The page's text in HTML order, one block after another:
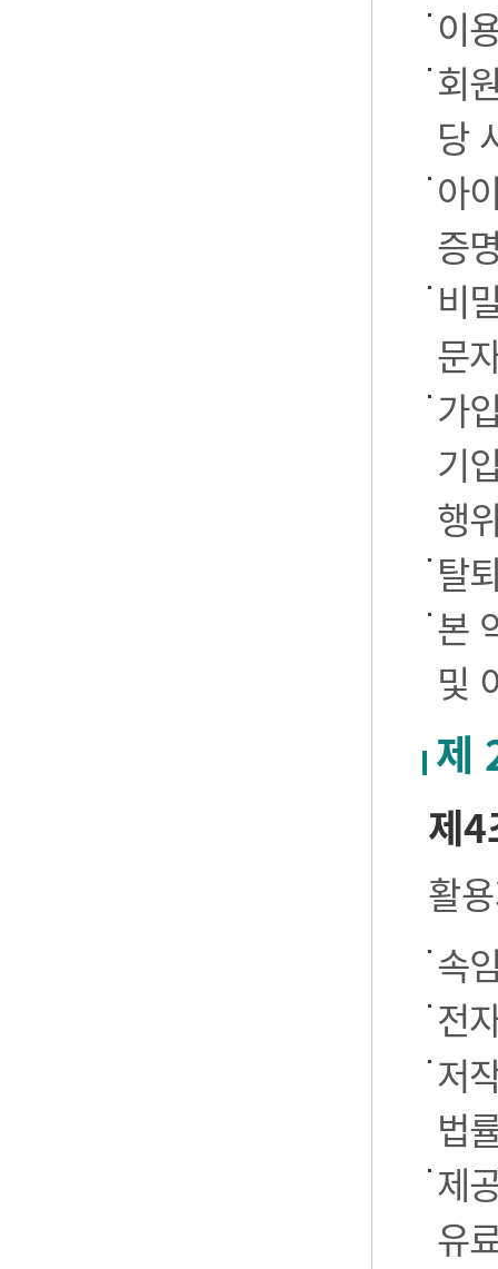
이
회
당
아
증
비
문
가
기
행
탈
본
및
제
제4
활
속
전
저
법
제
유